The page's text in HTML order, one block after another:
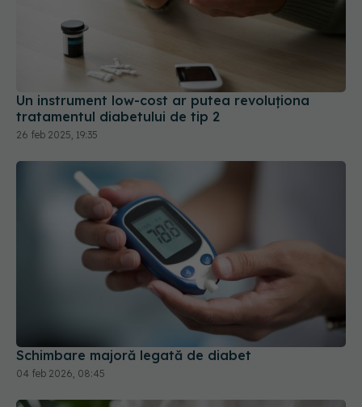
Un instrument low-cost ar putea revoluționa
tratamentul diabetului de tip 2
26 feb 2025, 19:35
Schimbare majoră legată de diabet
04 feb 2026, 08:45